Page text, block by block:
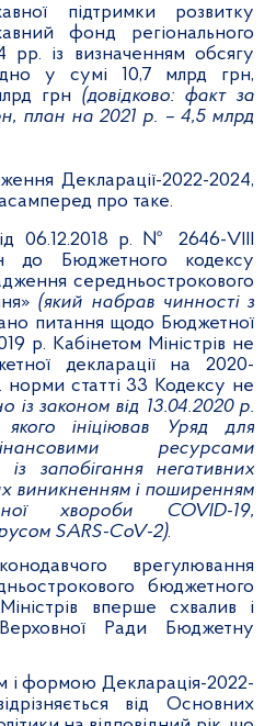
підтримки розвитку
фонд регіонального
рр. із визначенням обсягу
у сумі 10,7 млрд грн,
грн (довідково: факт за
план на 2021 р. – 4,5 млрд
Декларації-2022-2024,
про таке.
06.12.2018 р. № 2646-VІІІ
до Бюджетного кодексу
середньострокового
(який набрав чинності з
питання щодо Бюджетної
р. Кабінетом Міністрів не
декларації на 2020-
статті 33 Кодексу не
із законом від 13.04.2020 р.
ініціював Уряд для
ресурсами
із запобігання негативних
виникненням і поширенням
хвороби COVID-19,
SARS-CoV-2).
врегулювання
бюджетного
вперше схвалив і
Ради Бюджетну
і формою Декларація-2022-
від Основних